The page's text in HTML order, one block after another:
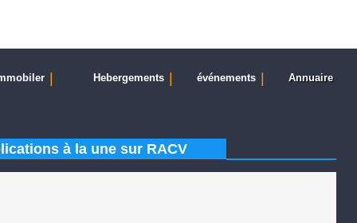
Hebergements événements Annuaire
à la une sur RACV